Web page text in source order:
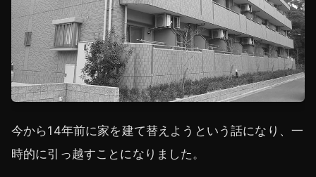
今から14年前に家を建て替えようという話になり、一
時的に引っ越すことになりました。